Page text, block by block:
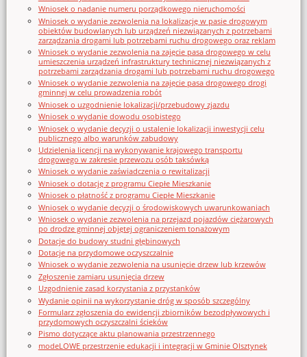
Wniosek o nadanie numeru porządkowego nieruchomości
Wniosek o wydanie zezwolenia na lokalizację w pasie drogowym
obiektów budowlanych lub urządzeń niezwiązanych z potrzebami
zarządzania drogami lub potrzebami ruchu drogowego oraz reklam
Wniosek o wydanie zezwolenia na zajęcie pasa drogowego w celu
umieszczenia urządzeń infrastruktury technicznej niezwiązanych z
potrzebami zarządzania drogami lub potrzebami ruchu drogowego
Wniosek o wydanie zezwolenia na zajęcie pasa drogowego drogi
gminnej w celu prowadzenia robót
Wniosek o uzgodnienie lokalizacji/przebudowy zjazdu
Wniosek o wydanie dowodu osobistego
Wniosek o wydanie decyzji o ustalenie lokalizacji inwestycji celu
publicznego albo warunków zabudowy
Udzielenia licencji na wykonywanie krajowego transportu
drogowego w zakresie przewozu osób taksówką
Wniosek o wydanie zaświadczenia o rewitalizacji
Wniosek o dotację z programu Ciepłe Mieszkanie
Wniosek o płatność z programu Ciepłe Mieszkanie
Wniosek o wydanie decyzji o środowiskowych uwarunkowaniach
Wniosek o wydanie zezwolenia na przejazd pojazdów ciężarowych
po drodze gminnej objętej ograniczeniem tonażowym
Dotacje do budowy studni głębinowych
Dotacje na przydomowe oczyszczalnie
Wniosek o wydanie zezwolenia na usunięcie drzew lub krzewów
Zgłoszenie zamiaru usunięcia drzew
Uzgodnienie zasad korzystania z przystanków
Wydanie opinii na wykorzystanie dróg w sposób szczególny
Formularz zgłoszenia do ewidencji zbiorników bezodpływowych i
przydomowych oczyszczalni ścieków
Pismo dotyczące aktu planowania przestrzennego
modeLOWE przestrzenie edukacji i integracji w Gminie Olsztynek